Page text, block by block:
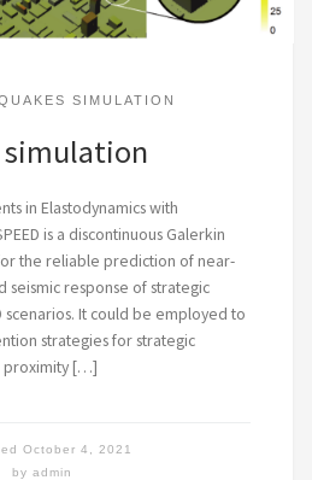
SIMULATION
simulation
in Elastodynamics with
is a discontinuous Galerkin
the reliable prediction of near-
seismic response of strategic
scenarios. It could be employed to
strategies for strategic
proximity […]
by admin
October 4, 2021